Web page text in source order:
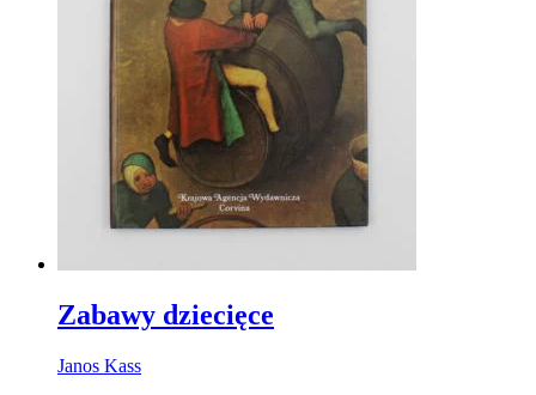
Zabawy dziecięce
Janos Kass